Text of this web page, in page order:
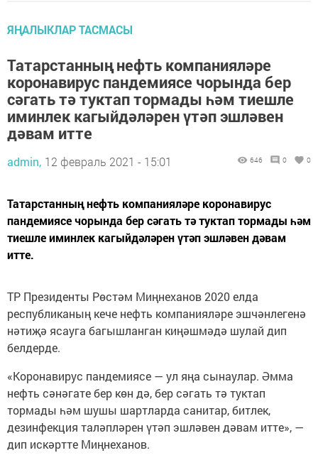
ЯҢАЛЫКЛАР ТАСМАСЫ
Татарстанның нефть компанияләре
коронавирус пандемиясе чорында бер
сәгать тә туктап тормады һәм тиешле
иминлек кагыйдәләрен үтәп эшләвен
дәвам итте
admin, 12 февраль 2021 - 15:01 646 0 0
Татарстанның нефть компанияләре коронавирус
пандемиясе чорында бер сәгать тә туктап тормады һәм
тиешле иминлек кагыйдәләрен үтәп эшләвен дәвам
итте.
ТР Президенты Рөстәм Миңнеханов 2020 елда
республиканың кече нефть компанияләре эшчәнлегенә
нәтиҗә ясауга багышланган киңәшмәдә шулай дип
белдерде.
«Коронавирус пандемиясе — ул яңа сынаулар. Әмма
нефть сәнәгате бер көн дә, бер сәгать тә туктап
тормады һәм шушы шартларда санитар, битлек,
дезинфекция таләпләрен үтәп эшләвен дәвам итте», —
дип искәртте Миңнеханов.